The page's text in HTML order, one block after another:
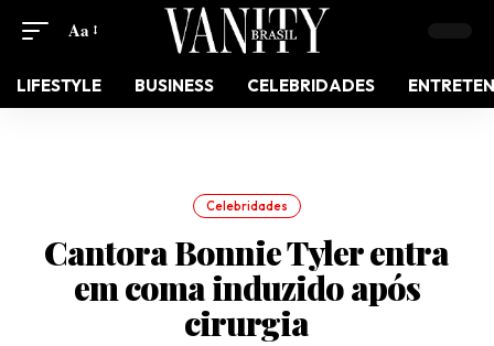
Aa
LIFESTYLE BUSINESS CELEBRIDADES
Celebridades
Cantora Bonnie Tyler entra
em coma induzido após
cirurgia